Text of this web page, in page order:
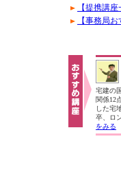
【提携講
【事務局
宅建の
関係12
した宅
卒、ロ
をみる